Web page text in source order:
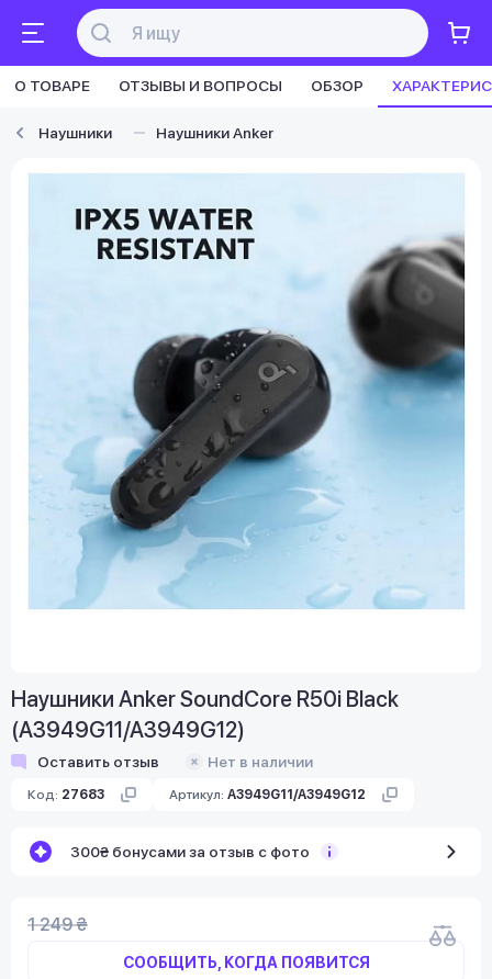
О ТОВАРЕ ОТЗЫВЫ И ВОПРОСЫ ОБЗОР
Наушники Наушники Anker
Наушники Anker SoundCore R50i Black
(A3949G11/A3949G12)
Оставить отзыв Нет в наличии
Код: 27683 Артикул: A3949G11/A3949G12
300₴ бонусами за отзыв с фото
1 249 ₴
СООБЩИТЬ, КОГДА ПОЯВИТСЯ